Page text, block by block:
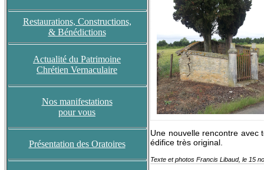
Restaurations, Constructions,
& Bénédictions
Actualité du Patrimoine
Chrétien Vernaculaire
Nos manifestations
pour vous
Présentation des Oratoires
Une nouvelle rencontre avec
édifice très original.
Texte et photos Francis Libaud, le 15